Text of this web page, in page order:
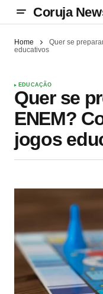
Coruja
Home
Quer se
educativos
EDUCAÇÃO
Quer se
ENEM?
jogos